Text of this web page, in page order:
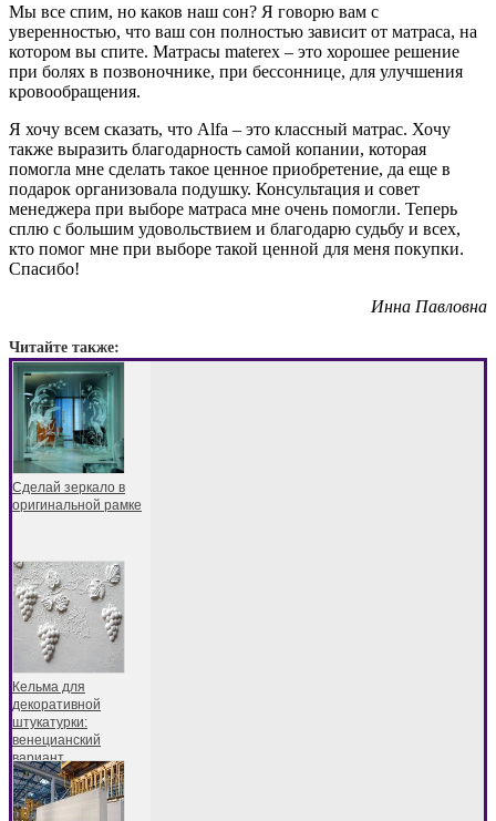
Мы все спим, но каков наш сон? Я говорю вам с
уверенностью, что ваш сон полностью зависит от матраса, на
котором вы спите. Матрасы materex – это хорошее решение
при болях в позвоночнике, при бессоннице, для улучшения
кровообращения.
Я хочу всем сказать, что Alfa – это классный матрас. Хочу
также выразить благодарность самой копании, которая
помогла мне сделать такое ценное приобретение, да еще в
подарок организовала подушку. Консультация и совет
менеджера при выборе матраса мне очень помогли. Теперь
сплю с большим удовольствием и благодарю судьбу и всех,
кто помог мне при выборе такой ценной для меня покупки.
Спасибо!
Инна Павловна
Читайте также:
Сделай зеркало в
оригинальной рамке
Кельма для
декоративной
штукатурки:
венецианский
вариант